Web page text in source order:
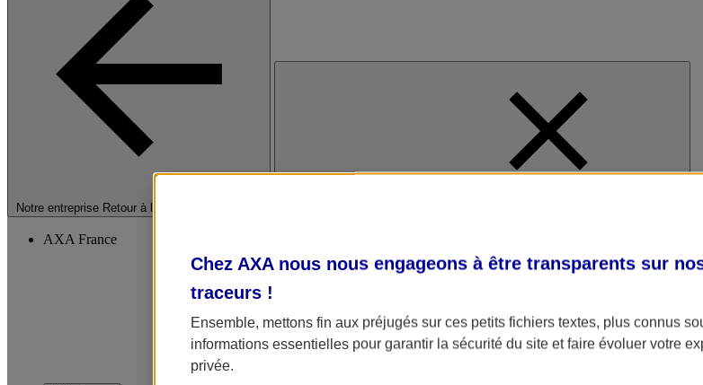
Notre entreprise Retour à la section précédente
AXA France
Chez AXA nous nous engageons à être transparents sur
traceurs !
Ensemble, mettons fin aux préjugés sur ces petits fichiers textes, plus connus
informations essentielles pour garantir la sécurité du site et faire évoluer votre
privée.